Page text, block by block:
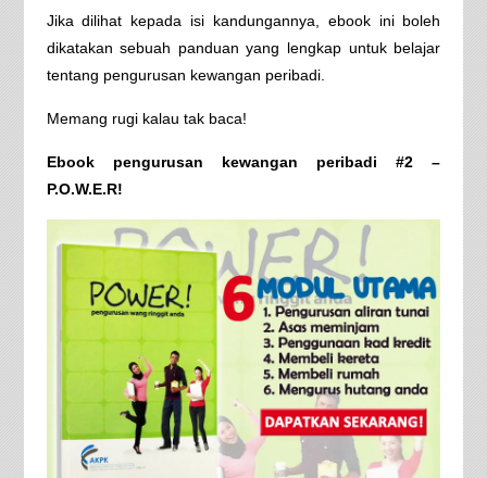
Jika dilihat kepada isi kandungannya, ebook ini boleh
dikatakan sebuah panduan yang lengkap untuk belajar
tentang pengurusan kewangan peribadi.
Memang rugi kalau tak baca!
Ebook pengurusan kewangan peribadi #2 –
P.O.W.E.R!